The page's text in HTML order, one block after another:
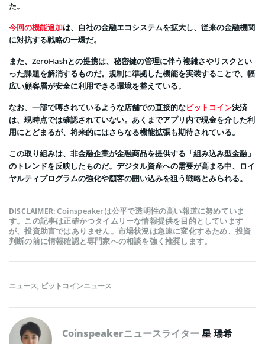
た。
今回の機能追加は、自社の金融エコシステムを拡大し、従来の金融機関
に対抗する戦略の一環だ。
また、ZeroHashとの提携は、秘密鍵の管理に伴う複雑さやリスクとい
った課題を解消するものだ。規制に準拠した機能を実装することで、幅
広い顧客層が安全に利用できる環境を整えている。
なお、一部で噂されているような店舗での直接的なビットコイン決済
は、現時点では確認されていない。あくまでアプリ内で現金を介した利
用にとどまるが、将来的にはさらなる機能拡張も期待されている。
この取り組みは、非金融企業が金融商品を提供する「組み込み型金融」
のトレンドを反映したものだ。デジタル資産への需要が高まる中、ロイ
ヤルティプログラムの強化や顧客の囲い込みを狙う戦略とみられる。
DISCLAIMER:Coinspeakerは公平で透明性の高い報道に努めていま
す。この記事は正確かつタイムリーな情報提供を目的としています
が、投資助言ではありません。市場状況は急速に変化するため、投資
判断の前に情報確認と専門家への相談を強く推奨します。
ニュース, ビットコインニュース
Coinspeakerニュースライター星 瑞希